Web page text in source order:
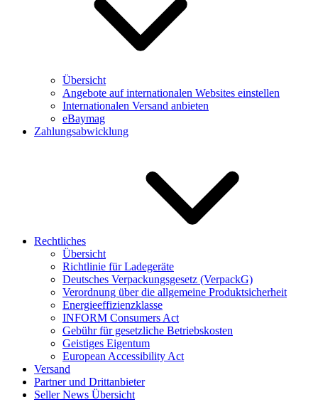
Übersicht
Angebote auf internationalen Websites einstellen
Internationalen Versand anbieten
eBaymag
Zahlungsabwicklung
Rechtliches
Übersicht
Richtlinie für Ladegeräte
Deutsches Verpackungsgesetz (VerpackG)
Verordnung über die allgemeine Produktsicherheit
Energieeffizienzklasse
INFORM Consumers Act
Gebühr für gesetzliche Betriebskosten
Geistiges Eigentum
European Accessibility Act
Versand
Partner und Drittanbieter
Seller News Übersicht